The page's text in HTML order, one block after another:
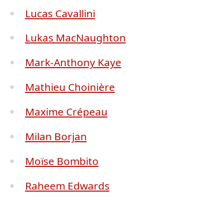
Lucas Cavallini
Lukas MacNaughton
Mark-Anthony Kaye
Mathieu Choinière
Maxime Crépeau
Milan Borjan
Moïse Bombito
Raheem Edwards